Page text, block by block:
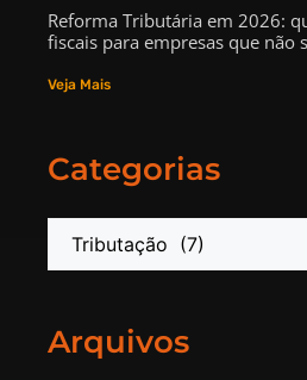
Reforma Tributária em 2026:
fiscais para empresas que não
Veja Mais
Categorias
Arquivos